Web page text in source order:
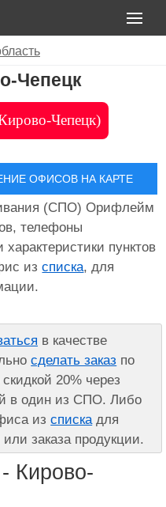
Чепецк
Чепецк)
ОФИСОВ НА КАРТЕ
(СПО) Орифлейм
телефоны
пунктов
изсписка, для
в качестве
сделать заказ по
скидкой 20% через
в один из СПО. Либо
изспискадля
заказа продукции.
Кирово-